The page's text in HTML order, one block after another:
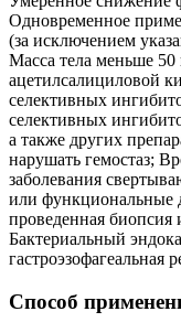
Одновременное
(за исключением
Масса тела меньше
ацетилсалициловой
селективных
селективных
а также других
нарушать гемостаз;
заболевания
или функциональные
проведенная биопсия
Бактериальный
гастроэзофагеальная
Способ